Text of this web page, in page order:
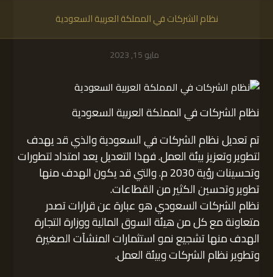
نظام الشركات في المملكة العربية السعودية
مايو 15, 2023
نظام الشركات في المملكة العربية السعودية
تم تعديل نظام الشركات في السعودية والذي قد يهدف
لتطوير وتعزيز بيئة العمل. فهذا التعديل يعد امتداد لتطورات
وتحسينات رؤية 2030 م. والتي قد يكون الهدف منها
تطوير وتحسين الكثير من القطاعات.
نظام الشركات السعودي هو عبارة عن قرارات تصدر
متعاونة مع كل من هيئة السوق المالية ووزارة التجارة
الهدف منها تشجيع نمو استثمارات المنشآت الصغيرة
وتطوير نظام الشركات وبيئة العمل.